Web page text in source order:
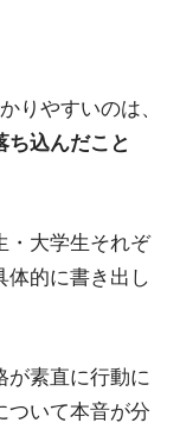
りやすいのは、
ち込んだこと
・大学生それぞ
体的に書き出し
が素直に行動に
ついて本音が分